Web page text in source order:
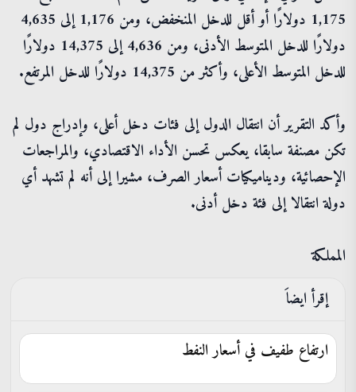
1,175 دولارًا أو أقل للدخل المنخفض، ومن 1,176 إلى 4,635
دولارًا للدخل المتوسط الأدنى، ومن 4,636 إلى 14,375 دولارًا
للدخل المتوسط الأعلى، وأكثر من 14,375 دولارًا للدخل المرتفع.
وأكد التقرير أن انتقال الدول إلى فئات دخل أعلى، وإدراج دول لم
تكن مصنفة سابقا، يعكس تحسن الأداء الاقتصادي، والمراجعات
الإحصائية، وديناميكيات أسعار الصرف، مشيرا إلى أنه لم تشهد أي
دولة انتقالا إلى فئة دخل أدنى.
المملكة
إقرأ ايضاَ
ارتفاع طفيف في أسعار النفط